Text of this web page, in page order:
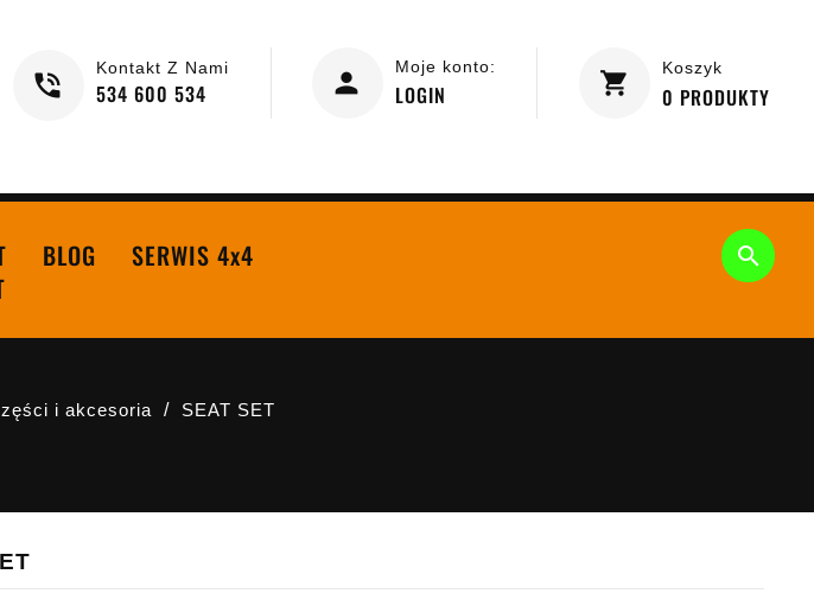
Koszyk
0 PRODUKTY
Moje konto:
LOGIN
Kontakt Z Nami
534 600 534
BLOG
SERWIS 4x4

i akcesoria SEAT SET